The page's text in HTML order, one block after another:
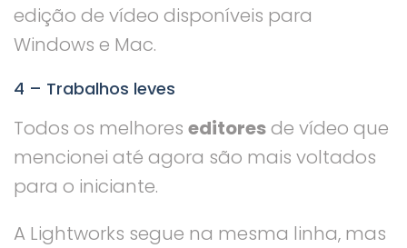
edição de vídeo disponíveis para
Windows e Mac.
4 – Trabalhos leves
Todos os melhores editoresde vídeo que
mencionei até agora são mais voltados
para o iniciante.
A Lightworks segue na mesma linha, mas